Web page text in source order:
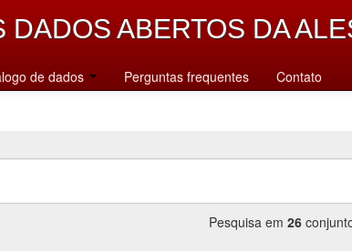
DADOS ABERTOS DA
de dados Perguntas frequentes Contato
Pesquisa em 26